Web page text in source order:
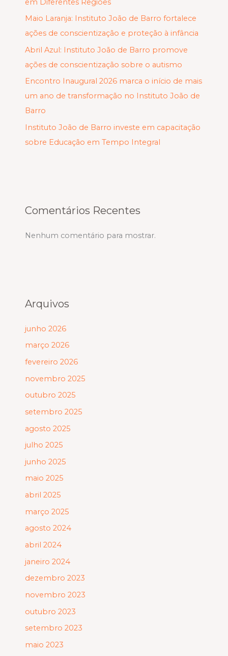
Maio Laranja: Instituto João de Barro fortalece
ações de conscientização e proteção à infância
Abril Azul: Instituto João de Barro promove
ações de conscientização sobre o autismo
Encontro Inaugural 2026 marca o início de mais
um ano de transformação no Instituto João de
Barro
Instituto João de Barro investe em capacitação
sobre Educação em Tempo Integral
Comentários Recentes
Nenhum comentário para mostrar.
Arquivos
junho 2026
março 2026
fevereiro 2026
novembro 2025
outubro 2025
setembro 2025
agosto 2025
julho 2025
junho 2025
maio 2025
abril 2025
março 2025
agosto 2024
abril 2024
janeiro 2024
dezembro 2023
novembro 2023
outubro 2023
setembro 2023
maio 2023